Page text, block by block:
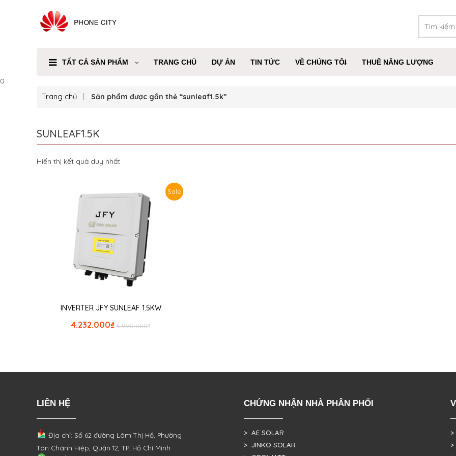
TẤT CẢ SẢN PHẨM TRANG CHỦ DỰ ÁN TIN TỨC VỀ CHÚNG TÔI THUÊ NĂNG LƯỢNG
0
Trang chủ Sản phẩm được gắn thẻ “sunleaf1.5k”
SUNLEAF1.5K
Hiển thị kết quả duy nhất
Sale
INVERTER JFY SUNLEAF 1.5KW
₫
5.990.000
₫
4.232.000
LIÊN HỆ
Địa chỉ: Số 62 đường Lâm Thị Hố, Phường
Tân Chánh Hiệp, Quận 12, TP. Hồ Chí Minh
CHỨNG NHẬN NHÀ PHÂN PHỐI
> AE SOLAR
> JINKO SOLAR
>